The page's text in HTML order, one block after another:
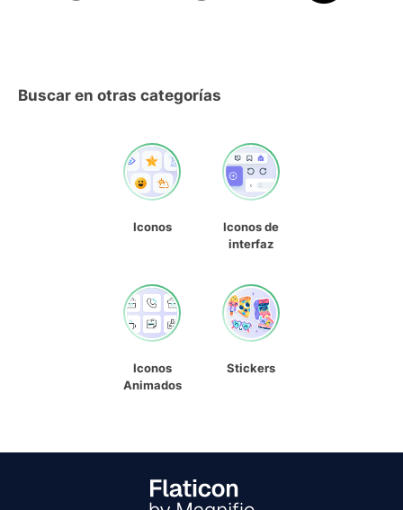
Buscar en otras categorías
Iconos
Iconos de
interfaz
Iconos
Animados
Stickers